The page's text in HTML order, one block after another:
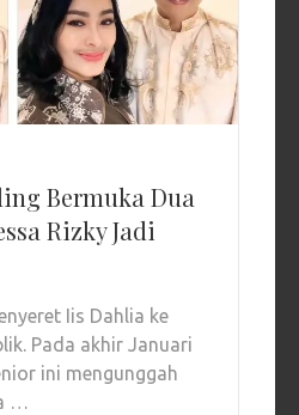
Bermuka Dua
Rizky Jadi
Iis Dahlia ke
Pada akhir Januari
ini mengunggah
…